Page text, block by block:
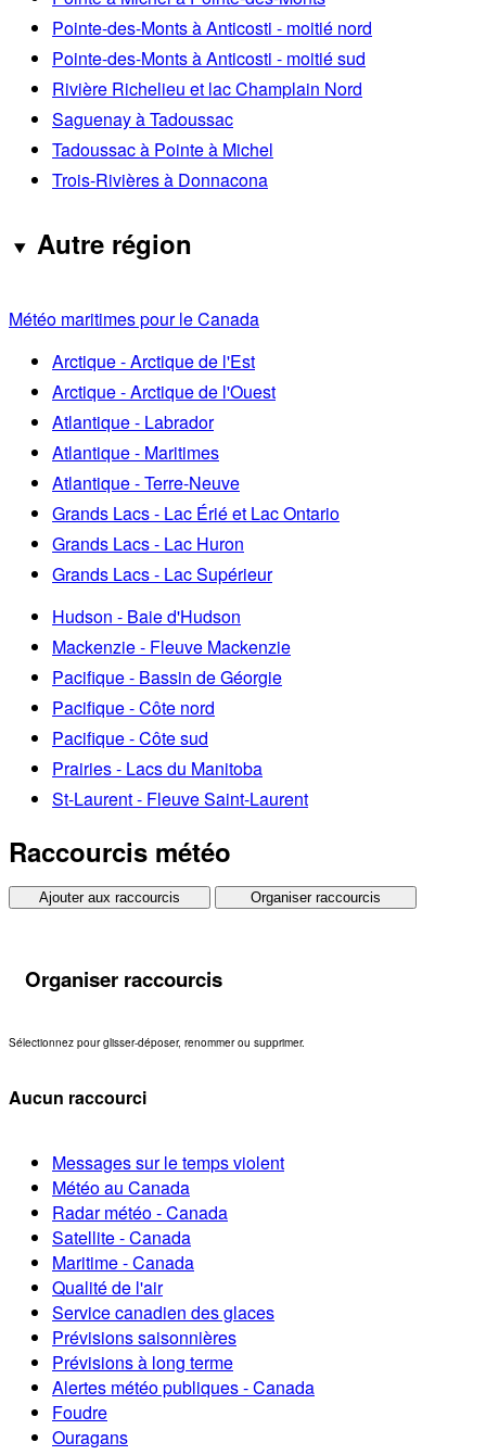
Pointe-des-Monts à Anticosti - moitié nord
Pointe-des-Monts à Anticosti - moitié sud
Rivière Richelieu et lac Champlain Nord
Saguenay à Tadoussac
Tadoussac à Pointe à Michel
Trois-Rivières à Donnacona
Autre région
Météo maritimes pour le Canada
Arctique - Arctique de l'Est
Arctique - Arctique de l'Ouest
Atlantique - Labrador
Atlantique - Maritimes
Atlantique - Terre-Neuve
Grands Lacs - Lac Érié et Lac Ontario
Grands Lacs - Lac Huron
Grands Lacs - Lac Supérieur
Hudson - Baie d'Hudson
Mackenzie - Fleuve Mackenzie
Pacifique - Bassin de Géorgie
Pacifique - Côte nord
Pacifique - Côte sud
Prairies - Lacs du Manitoba
St-Laurent - Fleuve Saint-Laurent
Raccourcis météo
Ajouter aux raccourcis Organiser raccourcis
Organiser raccourcis
Sélectionnez pour glisser-déposer, renommer ou supprimer.
Aucun raccourci
Messages sur le temps violent
Météo au Canada
Radar météo - Canada
Satellite - Canada
Maritime - Canada
Qualité de l'air
Service canadien des glaces
Prévisions saisonnières
Prévisions à long terme
Alertes météo publiques - Canada
Foudre
Ouragans